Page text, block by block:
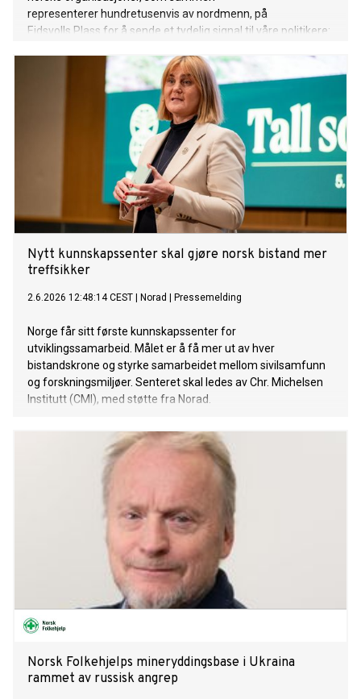
representerer hundretusenvis av nordmenn, på
Eidsvolls Plass for å sende et tydelig signal til våre politikere:
og en trygg fremtid i sentrum.
Nytt kunnskapssenter skal gjøre norsk bistand mer
treffsikker
2.6.2026 12:48:14 CEST Norad Pressemelding
Norge får sitt første kunnskapssenter for
utviklingssamarbeid. Målet er å få mer ut av hver
bistandskrone og styrke samarbeidet mellom sivilsamfunn
og forskningsmiljøer. Senteret skal ledes av Chr. Michelsen
Institutt (CMI), med støtte fra Norad.
Norsk Folkehjelps mineryddingsbase i Ukraina
rammet av russisk angrep